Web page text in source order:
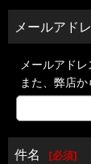
メールアド
メールアド
また、弊店
件名 [必須]